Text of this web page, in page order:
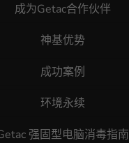
成为Getac合作伙伴
神基优势
成功案例
环境永续
强固型电脑消毒指南